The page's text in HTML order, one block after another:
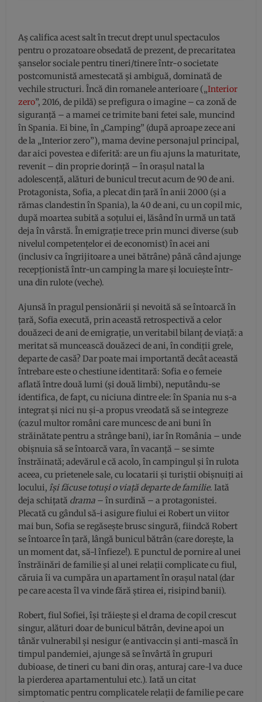
Aș califica acest salt în trecut drept unul spectaculos
pentru o prozatoare obsedată de prezent, de precaritatea
șanselor sociale pentru tineri/tinere într-o societate
postcomunistă amestecată și ambiguă, dominată de
vechile structuri. Încă din romanele anterioare („Interior
zero”, 2016, de pildă) se prefigura o imagine – ca zonă de
siguranță – a mamei ce trimite bani fetei sale, muncind
în Spania. Ei bine, în „Camping” (după aproape zece ani
de la „Interior zero”), mama devine personajul principal,
dar aici povestea e diferită: are un fiu ajuns la maturitate,
revenit – din proprie dorință – în orașul natal la
adolescență, alături de bunicul trecut acum de 90 de ani.
Protagonista, Sofia, a plecat din țară în anii 2000 (și a
rămas clandestin în Spania), la 40 de ani, cu un copil mic,
după moartea subită a soțului ei, lăsând în urmă un tată
deja în vârstă. În emigrație trece prin munci diverse (sub
nivelul competențelor ei de economist) în acei ani
(inclusiv ca îngrijitoare a unei bătrâne) până când ajunge
recepționistă într-un camping la mare și locuiește într-
una din rulote (veche).
Ajunsă în pragul pensionării și nevoită să se întoarcă în
țară, Sofia execută, prin această retrospectivă a celor
douăzeci de ani de emigrație, un veritabil bilanț de viață: a
meritat să muncească douăzeci de ani, în condiții grele,
departe de casă? Dar poate mai importantă decât această
întrebare este o chestiune identitară: Sofia e o femeie
aflată între două lumi (și două limbi), neputându-se
identifica, de fapt, cu niciuna dintre ele: în Spania nu s-a
integrat și nici nu și-a propus vreodată să se integreze
(cazul multor români care muncesc de ani buni în
străinătate pentru a strânge bani), iar în România – unde
obișnuia să se întoarcă vara, în vacanță – se simte
înstrăinată; adevărul e că acolo, în campingul și în rulota
aceea, cu prietenele sale, cu locatarii și turiștii obișnuiți ai
locului,își făcuse totuși o viață departe de familie. Iată
deja schițată drama – în surdină – a protagonistei.
Plecată cu gândul să-i asigure fiului ei Robert un viitor
mai bun, Sofia se regăsește brusc singură, fiindcă Robert
se întoarce în țară, lângă bunicul bătrân (care dorește, la
un moment dat, să-l înfieze!). E punctul de pornire al unei
înstrăinări de familie și al unei relații complicate cu fiul,
căruia îi va cumpăra un apartament în orașul natal (dar
pe care acesta îl va vinde fără știrea ei, risipind banii).
Robert, fiul Sofiei, își trăiește și el drama de copil crescut
singur, alături doar de bunicul bătrân, devine apoi un
tânăr vulnerabil și nesigur (e antivaccin și anti-mască în
timpul pandemiei, ajunge să se învârtă în grupuri
dubioase, de tineri cu bani din oraș, anturaj care-l va duce
la pierderea apartamentului etc.). Iată un citat
simptomatic pentru complicatele relații de familie pe care